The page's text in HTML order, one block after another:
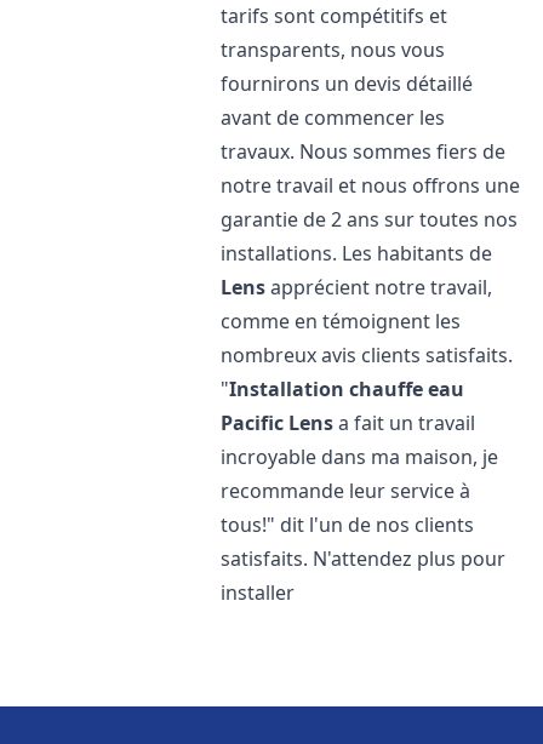
tarifs sont compétitifs et
transparents, nous vous
fournirons un devis détaillé
avant de commencer les
travaux. Nous sommes fiers de
notre travail et nous offrons une
garantie de 2 ans sur toutes nos
installations. Les habitants de
Lensapprécient notre travail,
comme en témoignent les
nombreux avis clients satisfaits.
"Installation chauffe eau
Pacific Lensa fait un travail
incroyable dans ma maison, je
recommande leur service à
tous!" dit l'un de nos clients
satisfaits. N'attendez plus pour
installer